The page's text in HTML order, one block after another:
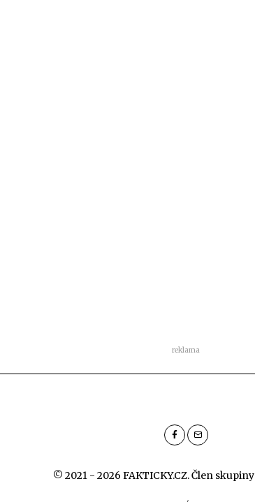
reklama
© 2021 - 2026 FAKTICKY.CZ. Člen skupiny